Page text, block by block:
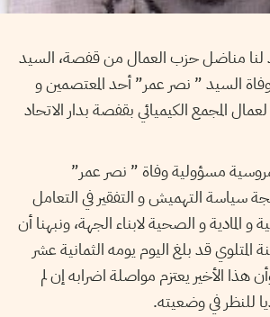
لنا مناضل حزب العمال من قفصة، السيد
السيد ” نصر عمر” أحد المعتصمين و
المجمع الكيميائي بقفصة بدار الاتحاد
مسؤولية وفاة ” نصر عمر”
سياسة التهميش و التفقير في التعامل
و المادية و الصحية لابناء الجهة، ونبهنا أن
المتلوي قد بلغ اليوم يومه الثمانية عشر
الأخير يعتزم مواصلة اضرابه إن لم
للنظر في وضعيته.